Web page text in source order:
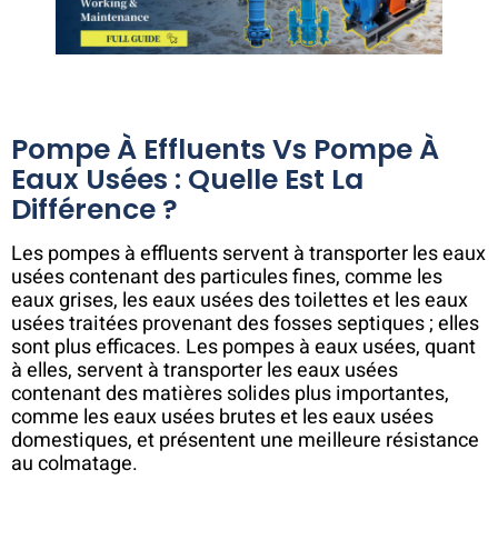
Pompe À Effluents Vs Pompe À
Eaux Usées : Quelle Est La
Différence ?
Les pompes à effluents servent à transporter les eaux
usées contenant des particules fines, comme les
eaux grises, les eaux usées des toilettes et les eaux
usées traitées provenant des fosses septiques ; elles
sont plus efficaces. Les pompes à eaux usées, quant
à elles, servent à transporter les eaux usées
contenant des matières solides plus importantes,
comme les eaux usées brutes et les eaux usées
domestiques, et présentent une meilleure résistance
au colmatage.